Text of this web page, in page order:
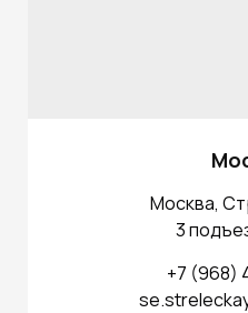
Москва,
3
+7 (968)